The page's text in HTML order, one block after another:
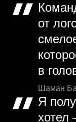
от
в
Шаман
Я